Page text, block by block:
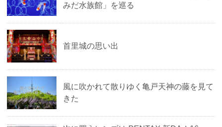
みだ水族館」を巡る
首里城の思い出
風に吹かれて散りゆく亀戸天神の藤を見て
きた